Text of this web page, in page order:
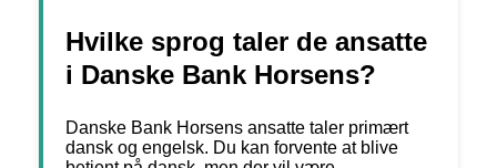
Hvilke sprog taler de ansatte
i Danske Bank Horsens?
Danske Bank Horsens ansatte taler primært
dansk og engelsk. Du kan forvente at blive